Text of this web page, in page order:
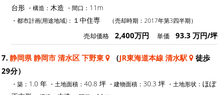
台形 ・構造： 木造 ・間口： 11m
・都市計画(用途地域)： １中住専 （売却時期：2017年第3四半期）
売却価格 2,400万円 単価 93.3 万円/坪
7. 静岡県 静岡市 清水区 下野東 （JR東海道本線 清水駅
徒歩
29分）
・築： 1.0 年 ・土地面積： 40.8 坪 ・建物面積： 30.3 坪 ・土地形状： ほぼ